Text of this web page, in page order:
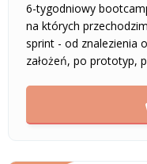
6-tygodniowy
na których
sprint - od znalezienia
założeń, po prototyp,